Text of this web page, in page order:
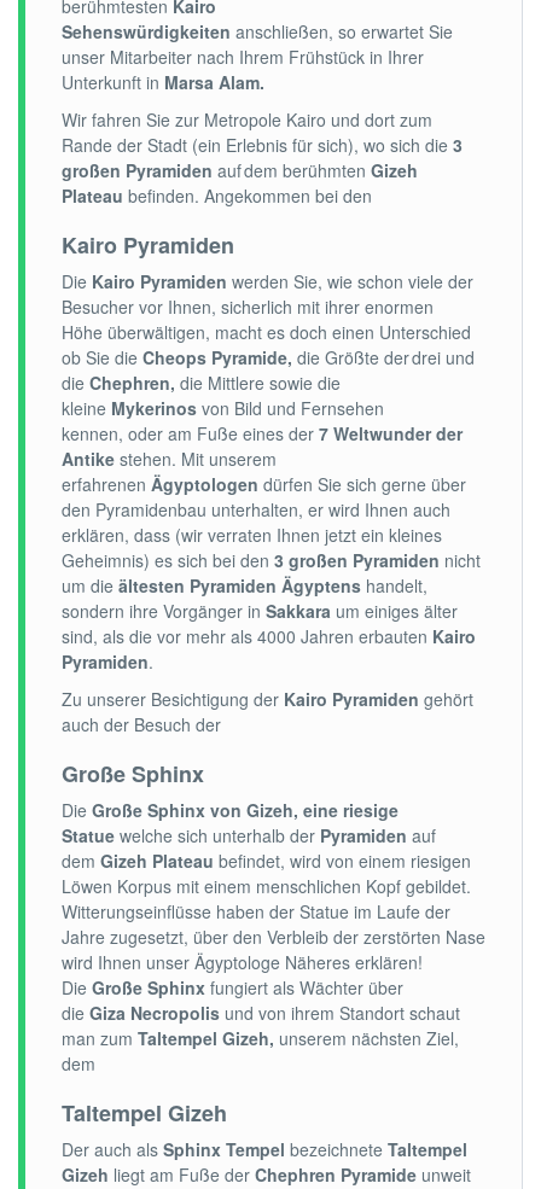
berühmtesten Kairo
Sehenswürdigkeiten anschließen, so erwartet Sie
unser Mitarbeiter nach Ihrem Frühstück in Ihrer
Unterkunft in Marsa Alam.
Wir fahren Sie zur Metropole Kairo und dort zum
Rande der Stadt (ein Erlebnis für sich), wo sich die 3
großen Pyramiden auf dem berühmten Gizeh
Plateau befinden. Angekommen bei den
Kairo Pyramiden
Die Kairo Pyramiden werden Sie, wie schon viele der
Besucher vor Ihnen, sicherlich mit ihrer enormen
Höhe überwältigen, macht es doch einen Unterschied
ob Sie die Cheops Pyramide, die Größte der drei und
die Chephren, die Mittlere sowie die
kleine Mykerinos von Bild und Fernsehen
kennen, oder am Fuße eines der 7 Weltwunder der
Antike stehen. Mit unserem
erfahrenen Ägyptologen dürfen Sie sich gerne über
den Pyramidenbau unterhalten, er wird Ihnen auch
erklären, dass (wir verraten Ihnen jetzt ein kleines
Geheimnis) es sich bei den 3 großen Pyramiden nicht
um die ältesten Pyramiden Ägyptens handelt,
sondern ihre Vorgänger in Sakkara um einiges älter
sind, als die vor mehr als 4000 Jahren erbauten Kairo
Pyramiden.
Zu unserer Besichtigung der Kairo Pyramiden gehört
auch der Besuch der
Große Sphinx
Die Große Sphinx von Gizeh, eine riesige
Statue welche sich unterhalb der Pyramiden auf
dem Gizeh Plateau befindet, wird von einem riesigen
Löwen Korpus mit einem menschlichen Kopf gebildet.
Witterungseinflüsse haben der Statue im Laufe der
Jahre zugesetzt, über den Verbleib der zerstörten Nase
wird Ihnen unser Ägyptologe Näheres erklären!
Die Große Sphinx fungiert als Wächter über
die Giza Necropolis und von ihrem Standort schaut
man zum Taltempel Gizeh, unserem nächsten Ziel,
dem
Taltempel Gizeh
Der auch als Sphinx Tempel bezeichnete Taltempel
Gizeh liegt am Fuße der Chephren Pyramide unweit